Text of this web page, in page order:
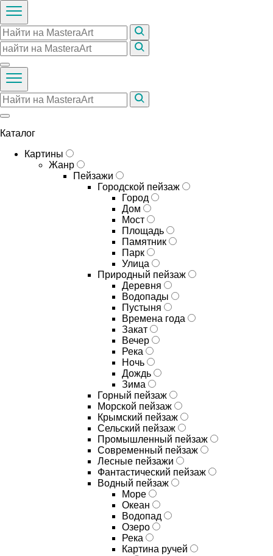
Каталог
Картины
Жанр
Пейзажи
Городской пейзаж
Город
Дом
Мост
Площадь
Памятник
Парк
Улица
Природный пейзаж
Деревня
Водопады
Пустыня
Времена года
Закат
Вечер
Река
Ночь
Дождь
Зима
Горный пейзаж
Морской пейзаж
Крымский пейзаж
Сельский пейзаж
Промышленный пейзаж
Современный пейзаж
Лесные пейзажи
Фантастический пейзаж
Водный пейзаж
Море
Океан
Водопад
Озеро
Река
Картина ручей